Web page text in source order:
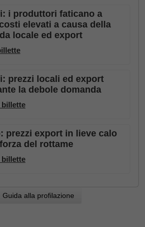
i produttori faticano a
elevati a causa della
locale ed export
prezzi locali ed export
la debole domanda
billette
prezzi export in lieve calo
del rottame
billette
Guida alla profilazione